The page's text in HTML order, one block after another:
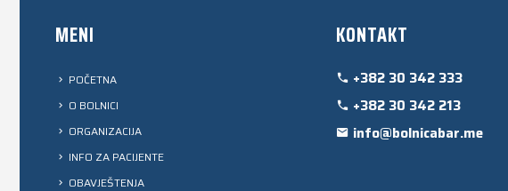
MENI
POČETNA
O BOLNICI
ORGANIZACIJA
INFO ZA PACIJENTE
OBAVJEŠTENJA
KONTAKT
+382 30 342 333
+382 30 342 213
info@bolnicabar.me